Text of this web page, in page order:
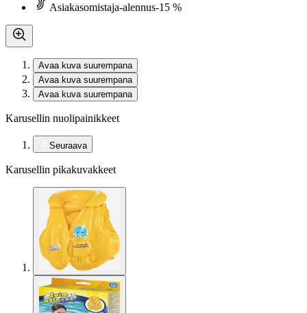
Asiakasomistaja-alennus-15 %
Avaa kuva suurempana
Avaa kuva suurempana
Avaa kuva suurempana
Karusellin nuolipainikkeet
Seuraava
Karusellin pikakuvakkeet